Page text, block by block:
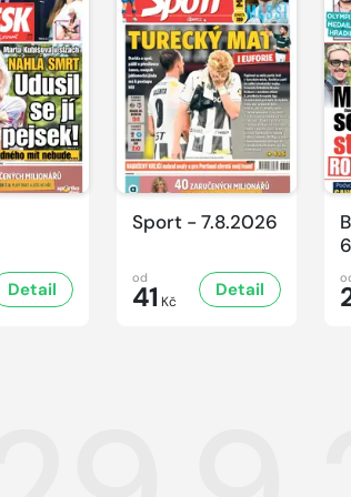
Detail
Sport - 7.8.2026
od
41 Kč
Detail